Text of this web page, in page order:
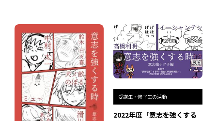
近日開催のイベント・オープン講座・展覧会
イベント
オープン講座
過去のイベント・オープン講座・展覧会
受講生・修了生の活動
2022年度「意志を強くする